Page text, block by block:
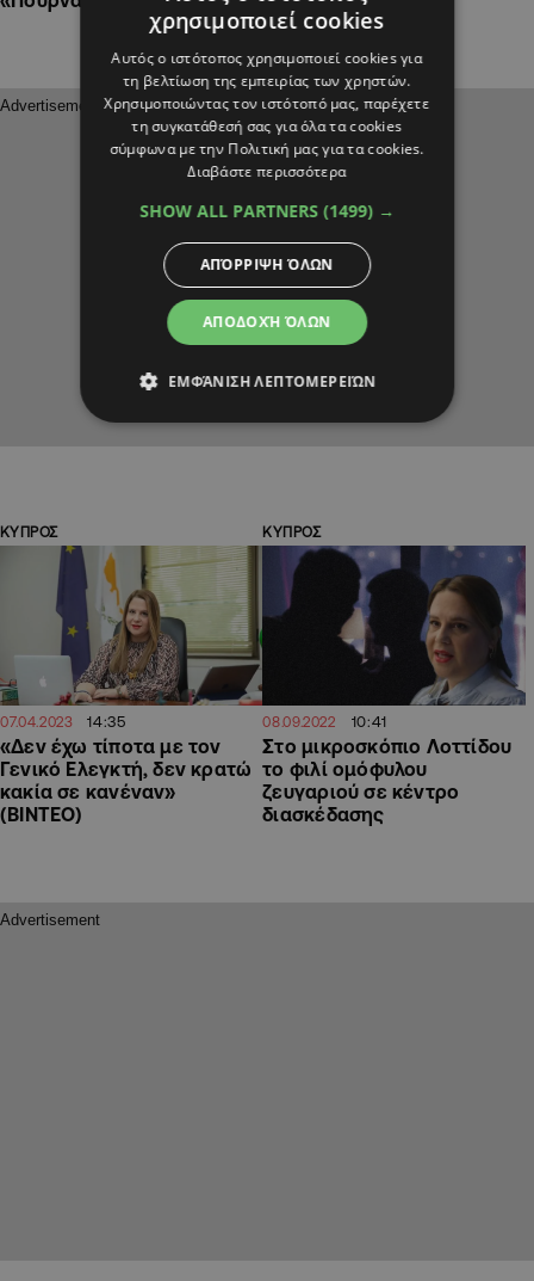
ΚΥΠΡΟΣ
07.04.2023 14:35
«Δεν έχω τίποτα με τον
Γενικό Ελεγκτή, δεν κρατώ
κακία σε κανέναν»
(ΒΙΝΤΕΟ)
ΚΥΠΡΟΣ
08.09.2022 10:41
Στο μικροσκόπιο Λοττίδου
το φιλί ομόφυλου
ζευγαριού σε κέντρο
διασκέδασης
χρησιμοποιεί cookies
Αυτός ο ιστότοπος χρησιμοποιεί cookies για
τη βελτίωση της εμπειρίας των χρηστών.
Χρησιμοποιώντας τον ιστότοπό μας, παρέχετε
τη συγκατάθεσή σας για όλα τα cookies
σύμφωνα με την Πολιτική μας για τα cookies.
Διαβάστε περισσότερα
SHOW ALL PARTNERS (1499) →
ΑΠΟΔΟΧΉ ΌΛΩΝ
ΑΠΌΡΡΙΨΗ ΌΛΩΝ
ΕΜΦΆΝΙΣΗ ΛΕΠΤΟΜΕΡΕΙΏΝ